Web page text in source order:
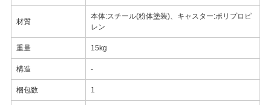
材質
本体:スチール(粉体塗装)、キャスター:ポリプロピ
レン
重量 15kg
構造 -
梱包数 1